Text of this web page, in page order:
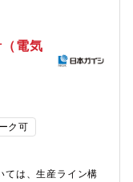
リードできるポジ
を生み出すことを
自ら提案し、形に
ックな経験ができ
職務内容】開発メ
・ロボット/デバイ
ー情報（触覚、視
エッジデバイス上
行動計画
チームとの協働に
開発メンバーととも
電気
ク可
ては、生産ライン構